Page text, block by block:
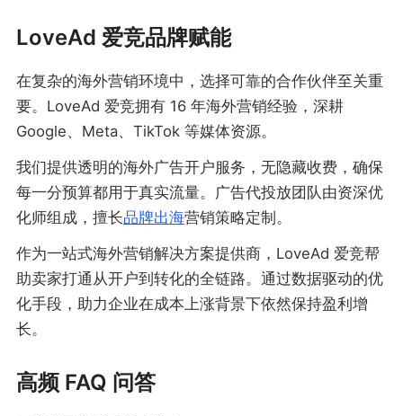
LoveAd 爱竞品牌赋能
在复杂的海外营销环境中，选择可靠的合作伙伴至关重
要。LoveAd 爱竞拥有 16 年海外营销经验，深耕
Google、Meta、TikTok 等媒体资源。
我们提供透明的海外广告开户服务，无隐藏收费，确保
每一分预算都用于真实流量。广告代投放团队由资深优
化师组成，擅长品牌出海营销策略定制。
作为一站式海外营销解决方案提供商，LoveAd 爱竞帮
助卖家打通从开户到转化的全链路。通过数据驱动的优
化手段，助力企业在成本上涨背景下依然保持盈利增
长。
高频 FAQ 问答